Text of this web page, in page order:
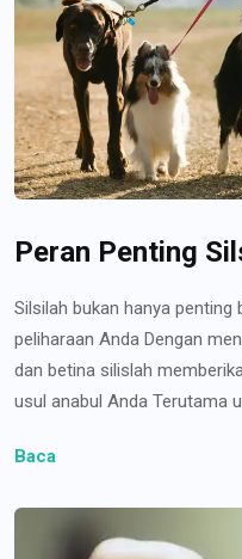
Peran Penting
Silsilah bukan hanya
peliharaan Anda Dengan
dan betina silislah
usul anabul Anda Terutama
Baca